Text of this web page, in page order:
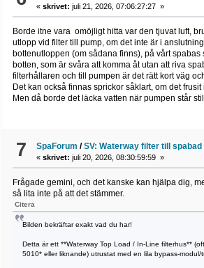
«skrivet: juli 21, 2026, 07:06:27:27 »
Borde itne vara omöjligt hitta var den tjuvat luft,
utlopp vid filter till pump, om det inte är i
bottenutloppen (om sådana finns), på vårt spabas
botten, som är svåra att komma åt utan att riva
filterhållaren och till pumpen är det rätt kort väg
Det kan också finnas sprickor såklart, om det frusit
Men då borde det läcka vatten när pumpen står
7 SpaForum /SV: Waterway filter till
«skrivet: juli 20, 2026, 08:30:59:59 »
Frågade gemini, och det kanske kan hjälpa dig,
så lita inte på att det stämmer.
Citera
Bilden bekräftar exakt vad du har!
Detta är ett **Waterway Top Load / In-Line filterhus**
5010* eller liknande) utrustat med en lila bypass-modul/